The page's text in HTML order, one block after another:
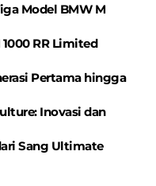
Model BMW M
RR Limited
Pertama hingga
Inovasi dan
Sang Ultimate